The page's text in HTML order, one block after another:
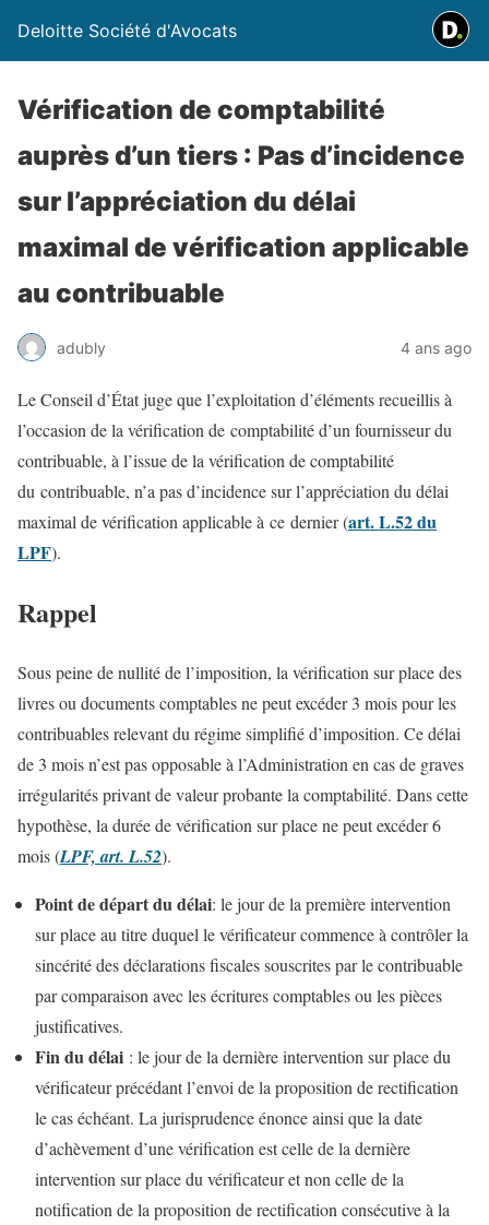
Deloitte Société d'Avocats
Vérification de comptabilité
auprès d’un tiers : Pas d’incidence
sur l’appréciation du délai
maximal de vérification applicable
au contribuable
adubly 4 ans ago
Le Conseil d’État juge que l’exploitation d’éléments recueillis à
l’occasion de la vérification de comptabilité d’un fournisseur du
contribuable, à l’issue de la vérification de comptabilité
du contribuable, n’a pas d’incidence sur l’appréciation du délai
maximal de vérification applicable à ce dernier (art. L.52 du
LPF).
Rappel
Sous peine de nullité de l’imposition, la vérification sur place des
livres ou documents comptables ne peut excéder 3 mois pour les
contribuables relevant du régime simplifié d’imposition. Ce délai
de 3 mois n’est pas opposable à l’Administration en cas de graves
irrégularités privant de valeur probante la comptabilité. Dans cette
hypothèse, la durée de vérification sur place ne peut excéder 6
mois (LPF, art. L.52).
Point de départ du délai: le jour de la première intervention
sur place au titre duquel le vérificateur commence à contrôler la
sincérité des déclarations fiscales souscrites par le contribuable
par comparaison avec les écritures comptables ou les pièces
justificatives.
Fin du délai : le jour de la dernière intervention sur place du
vérificateur précédant l’envoi de la proposition de rectification
le cas échéant. La jurisprudence énonce ainsi que la date
d’achèvement d’une vérification est celle de la dernière
intervention sur place du vérificateur et non celle de la
notification de la proposition de rectification consécutive à la